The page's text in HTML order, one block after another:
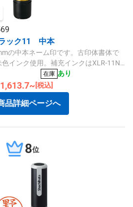
ック11 中本
の中本ネーム印です。古印体書体で
インク使用。補充インクはXLR-11N
在庫 あり
[税込]
品詳細ページへ
8位